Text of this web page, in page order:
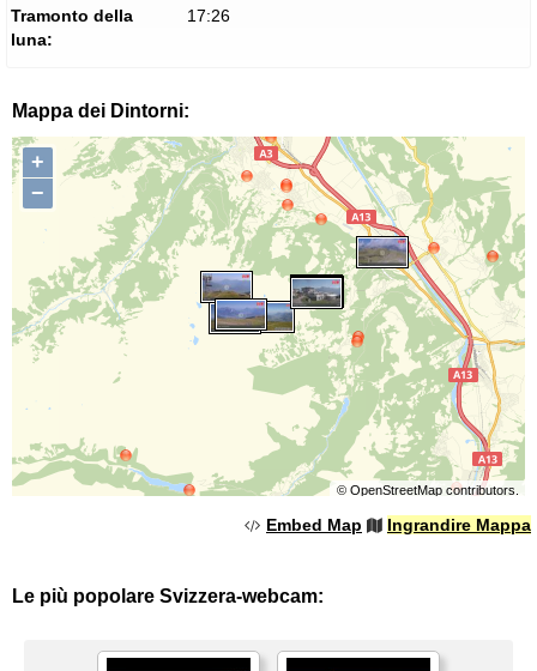
Tramonto della
luna:
17:26
Mappa dei Dintorni:
+
−
© OpenStreetMapcontributors.
Embed Map Ingrandire Mappa
Le più popolare Svizzera-webcam: